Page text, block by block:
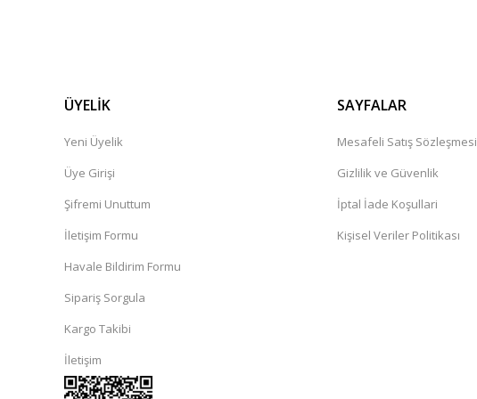
ÜYELİK
Yeni Üyelik
Üye Girişi
Şifremi Unuttum
İletişim Formu
Havale Bildirim Formu
Sipariş Sorgula
Kargo Takibi
İletişim
SAYFALAR
Mesafeli Satış Sözleşmesi
Gizlilik ve Güvenlik
İptal İade Koşullari
Kişisel Veriler Politikası